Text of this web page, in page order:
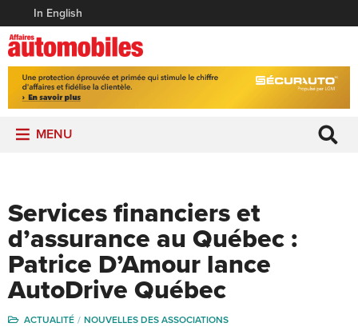
In English
MENU
Services financiers et
d’assurance au Québec :
Patrice D’Amour lance
AutoDrive Québec
ACTUALITÉ NOUVELLES DES ASSOCIATIONS